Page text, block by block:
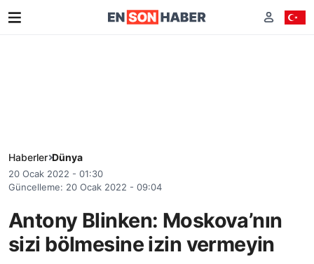
Haberler Dünya
20 Ocak 2022 - 01:30
Güncelleme: 20 Ocak 2022 - 09:04
Antony Blinken: Moskova’nın
sizi bölmesine izin vermeyin